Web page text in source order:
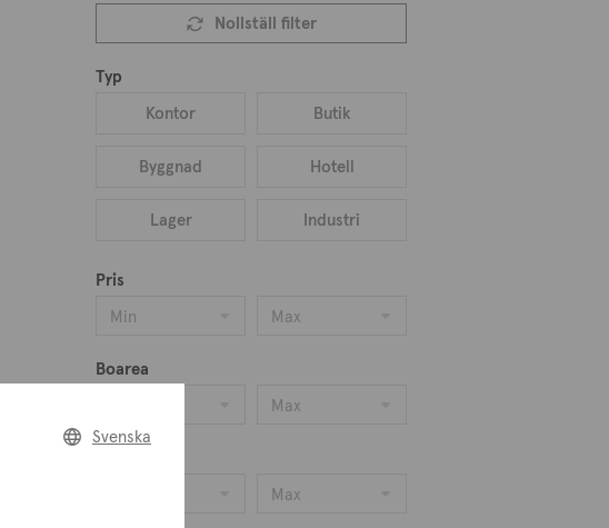
Nollställ filter
Typ
Kontor
Butik
Byggnad Hotell
Lager Industri
Pris
Min
Max
Boarea
Max
Max
Svenska